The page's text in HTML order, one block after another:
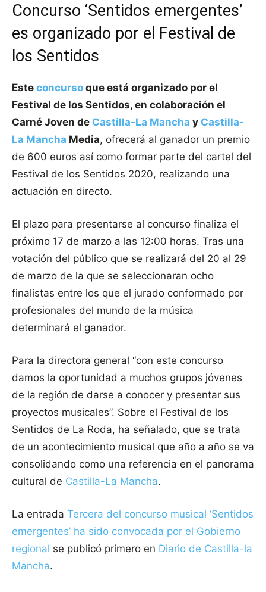
Concurso ‘Sentidos emergentes’
es organizado por el Festival de
los Sentidos
Este concurso que está organizado por el
Festival de los Sentidos, en colaboración el
Carné Joven de Castilla-La Mancha y Castilla-
La Mancha Media, ofrecerá al ganador un premio
de 600 euros así como formar parte del cartel del
Festival de los Sentidos 2020, realizando una
actuación en directo.
El plazo para presentarse al concurso finaliza el
próximo 17 de marzo a las 12:00 horas. Tras una
votación del público que se realizará del 20 al 29
de marzo de la que se seleccionaran ocho
finalistas entre los que el jurado conformado por
profesionales del mundo de la música
determinará el ganador.
Para la directora general “con este concurso
damos la oportunidad a muchos grupos jóvenes
de la región de darse a conocer y presentar sus
proyectos musicales”. Sobre el Festival de los
Sentidos de La Roda, ha señalado, que se trata
de un acontecimiento musical que año a año se va
consolidando como una referencia en el panorama
cultural de Castilla-La Mancha.
La entrada Tercera del concurso musical ‘Sentidos
emergentes’ ha sido convocada por el Gobierno
regional se publicó primero en Diario de Castilla-la
Mancha.